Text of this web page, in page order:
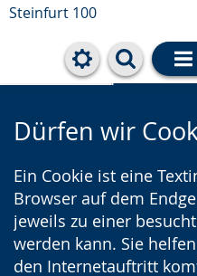
Steinfurt 100
Cookie-
Dürfen wir
Ein Cookie ist eine
Browser auf dem
jeweils zu einer
werden kann. Sie
den Internetauftritt